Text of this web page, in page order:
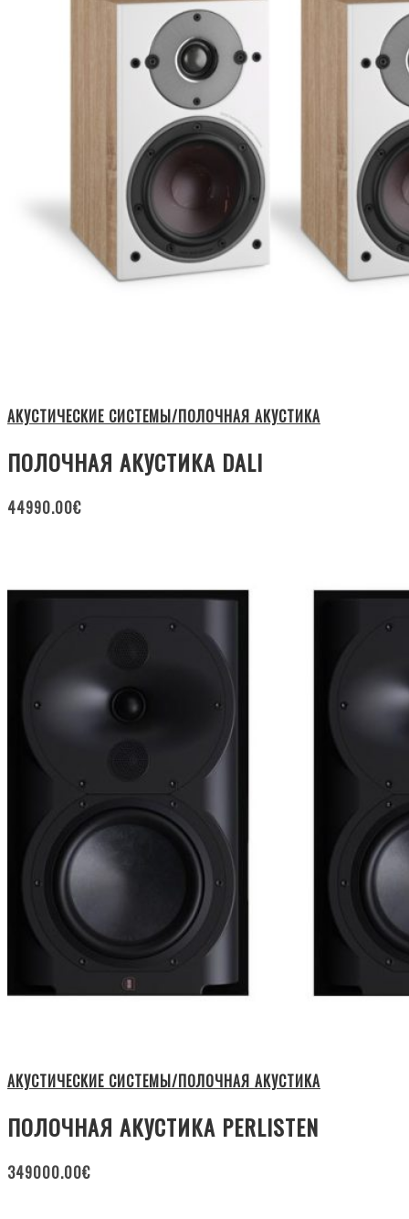
АКУСТИЧЕСКИЕ СИСТЕМЫ/ПОЛОЧНАЯ АКУСТИКА
ПОЛОЧНАЯ АКУСТИКА DALI
44990.00€
АКУСТИЧЕСКИЕ СИСТЕМЫ/ПОЛОЧНАЯ АКУСТИКА
ПОЛОЧНАЯ АКУСТИКА PERLISTEN
349000.00€